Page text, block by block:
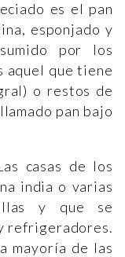
es el pan
esponjado y
por los
aquel que tiene
o restos de
pan bajo
casas de los
india o varias
y que se
refrigeradores.
mayoría de las